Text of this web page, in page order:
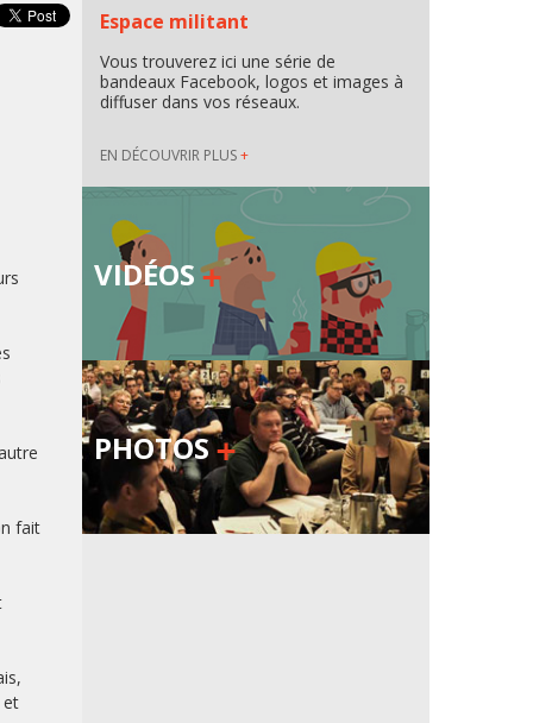
fait
et
Espace militant
Vous trouverez ici une série de
bandeaux Facebook, logos et images à
diffuser dans vos réseaux.
EN DÉCOUVRIR PLUS+
VIDÉOS
PHOTOS